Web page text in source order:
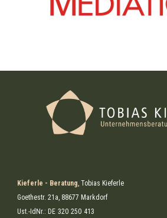
Kieferle - Beratung , Tobias Kieferle
Goethestr. 21a, 88677 Markdorf
Ust.-IdNr.: DE 320 250 413